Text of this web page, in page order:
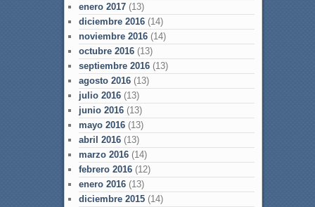
enero 2017(13)
diciembre 2016(14)
noviembre 2016(14)
octubre 2016(13)
septiembre 2016(13)
agosto 2016(13)
julio 2016(13)
junio 2016(13)
mayo 2016(13)
abril 2016(13)
marzo 2016(14)
febrero 2016(12)
enero 2016(13)
diciembre 2015(14)